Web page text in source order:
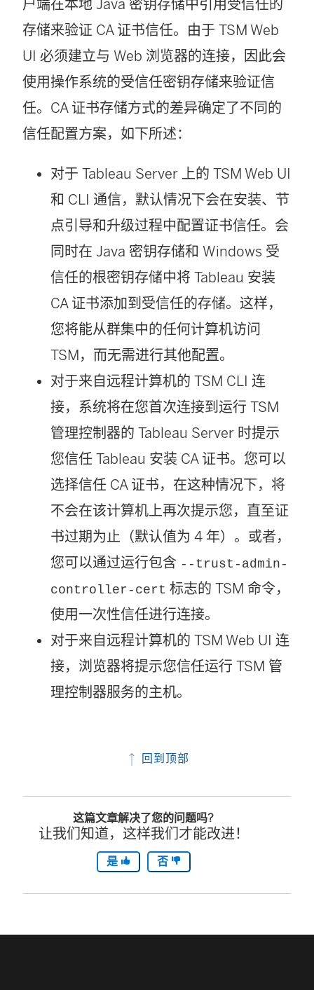
户端在本地 Java 密钥存储中引用受信任的
存储来验证 CA 证书信任。由于 TSM Web
UI 必须建立与 Web 浏览器的连接，因此会
使用操作系统的受信任密钥存储来验证信
任。CA 证书存储方式的差异确定了不同的
信任配置方案，如下所述：
对于 Tableau Server 上的 TSM Web UI
和 CLI 通信，默认情况下会在安装、节
点引导和升级过程中配置证书信任。会
同时在 Java 密钥存储和 Windows 受
信任的根密钥存储中将 Tableau 安装
CA 证书添加到受信任的存储。这样，
您将能从群集中的任何计算机访问
TSM，而无需进行其他配置。
对于来自远程计算机的 TSM CLI 连
接，系统将在您首次连接到运行 TSM
管理控制器的 Tableau Server 时提示
您信任 Tableau 安装 CA 证书。您可以
选择信任 CA 证书，在这种情况下，将
不会在该计算机上再次提示您，直至证
书过期为止（默认值为 4 年）。或者，
您可以通过运行包含 --trust-admin-
controller-cert 标志的 TSM 命令，
使用一次性信任进行连接。
对于来自远程计算机的 TSM Web UI 连
接，浏览器将提示您信任运行 TSM 管
理控制器服务的主机。
回到顶部
这篇文章解决了您的问题吗?
让我们知道，这样我们才能改进！
是 否